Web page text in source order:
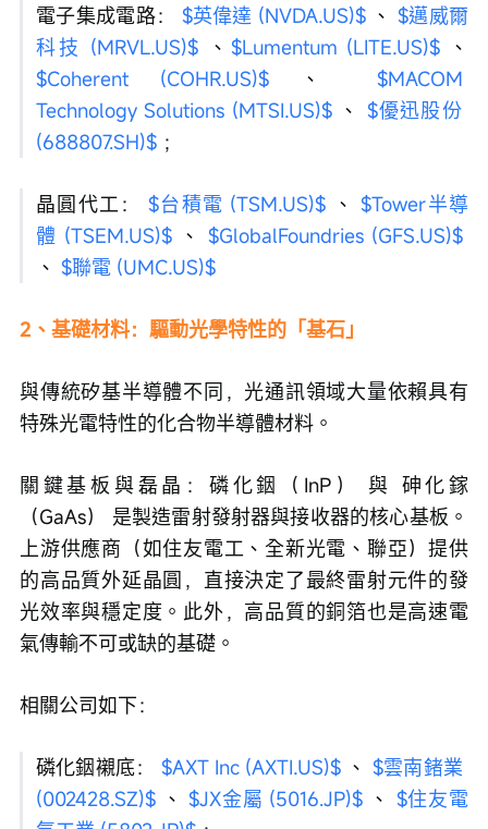
電子集成電路： $英偉達 (NVDA.US)$ 、 $邁威爾
科技 (MRVL.US)$ 、 $Lumentum (LITE.US)$ 、
$Coherent (COHR.US)$ 、 $MACOM
Technology Solutions (MTSI.US)$ 、 $優迅股份
(688807.SH)$ ；
晶圓代工： $台積電 (TSM.US)$ 、 $Tower半導
體 (TSEM.US)$ 、 $GlobalFoundries (GFS.US)$
、 $聯電 (UMC.US)$
2、基礎材料：驅動光學特性的「基石」
與傳統矽基半導體不同，光通訊領域大量依賴具有
特殊光電特性的化合物半導體材料。
關鍵基板與磊晶：磷化銦（InP） 與 砷化鎵
（GaAs） 是製造雷射發射器與接收器的核心基板。
上游供應商（如住友電工、全新光電、聯亞）提供
的高品質外延晶圓，直接決定了最終雷射元件的發
光效率與穩定度。此外，高品質的銅箔也是高速電
氣傳輸不可或缺的基礎。
相關公司如下：
磷化銦襯底： $AXT Inc (AXTI.US)$ 、 $雲南鍺業
(002428.SZ)$ 、 $JX金屬 (5016.JP)$ 、 $住友電